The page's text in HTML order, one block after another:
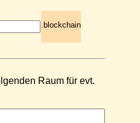
.blockchain
Raum für evt.